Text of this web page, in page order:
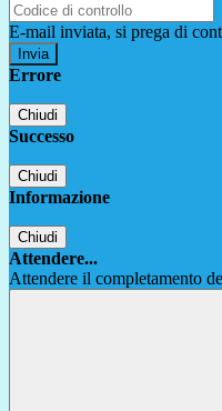
E-mail inviata, si prega di
Errore
Chiudi
Successo
Chiudi
Informazione
Chiudi
Attendere...
Attendere il completamento